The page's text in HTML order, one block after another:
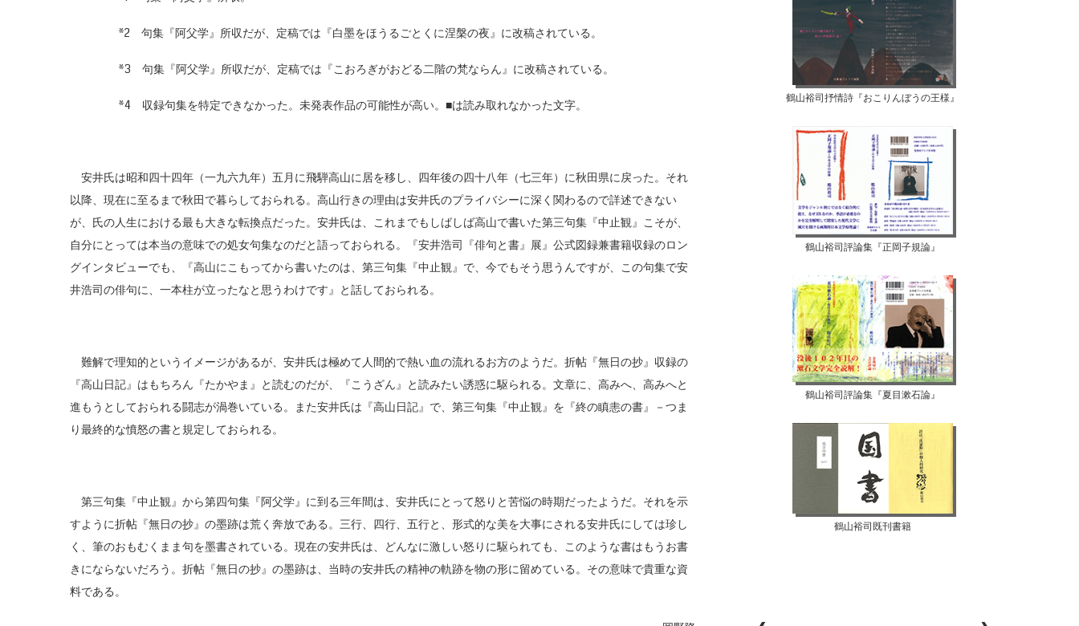
*2 句集『阿父学』所収だが、定稿では『白墨をほうるごとくに涅槃の夜』に改稿されている。
*3 句集『阿父学』所収だが、定稿では『こおろぎがおどる二階の梵ならん』に改稿されている。
*4 収録句集を特定できなかった。未発表作品の可能性が高い。■は読み取れなかった文字。
安井氏は昭和四十四年（一九六九年）五月に飛騨高山に居を移し、四年後の四十八年（七三年）に秋田県に戻った。それ
以降、現在に至るまで秋田で暮らしておられる。高山行きの理由は安井氏のプライバシーに深く関わるので詳述できない
が、氏の人生における最も大きな転換点だった。安井氏は、これまでもしばしば高山で書いた第三句集『中止観』こそが、
自分にとっては本当の意味での処女句集なのだと語っておられる。『安井浩司『俳句と書』展』公式図録兼書籍収録のロン
グインタビューでも、『高山にこもってから書いたのは、第三句集『中止観』で、今でもそう思うんですが、この句集で安
井浩司の俳句に、一本柱が立ったなと思うわけです』と話しておられる。
難解で理知的というイメージがあるが、安井氏は極めて人間的で熱い血の流れるお方のようだ。折帖『無日の抄』収録の
『高山日記』はもちろん『たかやま』と読むのだが、『こうざん』と読みたい誘惑に駆られる。文章に、高みへ、高みへと
進もうとしておられる闘志が渦巻いている。また安井氏は『高山日記』で、第三句集『中止観』を『終の瞋恚の書』－つま
り最終的な憤怒の書と規定しておられる。
第三句集『中止観』から第四句集『阿父学』に到る三年間は、安井氏にとって怒りと苦悩の時期だったようだ。それを示
すように折帖『無日の抄』の墨跡は荒く奔放である。三行、四行、五行と、形式的な美を大事にされる安井氏にしては珍し
く、筆のおもむくまま句を墨書されている。現在の安井氏は、どんなに激しい怒りに駆られても、このような書はもうお書
きにならないだろう。折帖『無日の抄』の墨跡は、当時の安井氏の精神の軌跡を物の形に留めている。その意味で貴重な資
料である。
鶴山裕司抒情詩『おこりんぼうの王様』
鶴山裕司評論集『正岡子規論』
鶴山裕司評論集『夏目漱石論』
鶴山裕司既刊書籍